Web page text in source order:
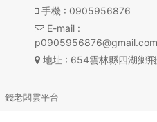
手機 : 0905956876
E-mail:
p0905956876@gmail.com
地址 : 654雲林縣四湖鄉
錢老闆雲平台